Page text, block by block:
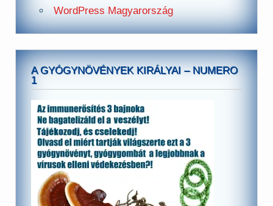
WordPress Magyarország
A GYÓGYNÖVÉNYEK KIRÁLYAI – NUMERO
1